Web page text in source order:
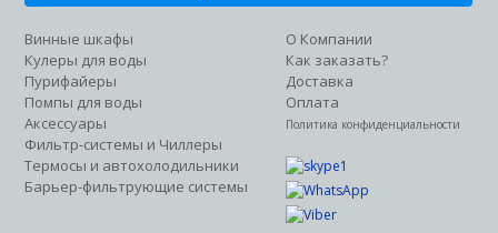
Винные шкафы
Кулеры для воды
Пурифайеры
Помпы для воды
Аксессуары
Фильтр-системы и Чиллеры
Термосы и автохолодильники
Барьер-фильтрующие системы
О Компании
Как заказать?
Доставка
Оплата
Политика конфиденциальности